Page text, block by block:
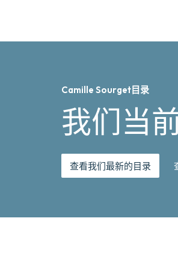
Camille Sourget目录
我们当
查看我们最新的目录